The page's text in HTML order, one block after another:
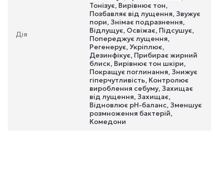
Дія
Тонізує, Вирівнює тон,
Позбавляє від лущення, Звужує
пори, Знімає подразнення,
Відлущує, Освіжає, Підсушує,
Попереджує лущення,
Регенерує, Укріплює,
Дезинфікує, Прибирає жирний
блиск, Вирівнює тон шкіри,
Покращує поглинання, Знижує
гіперчутливість, Контролює
вироблення себуму, Захищає
від лущення, Захищає,
Відновлює pH-баланс, Зменшує
розмноження бактерій,
Комедони